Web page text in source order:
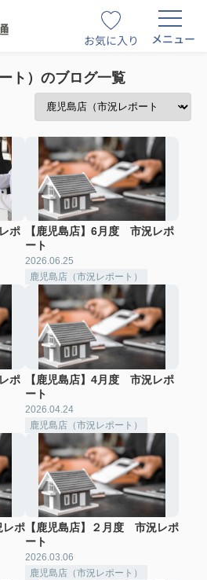
お気に入り メニュー
ト）のブログ一覧
ポ
【鹿児島店】6月度 市況レポ
ート
2026.06.25
鹿児島店（市況レポート）
ポ
【鹿児島店】4月度 市況レポ
ート
2026.04.24
鹿児島店（市況レポート）
レポ 【鹿児島店】２月度 市況レポ
ート
2026.03.06
鹿児島店（市況レポート）